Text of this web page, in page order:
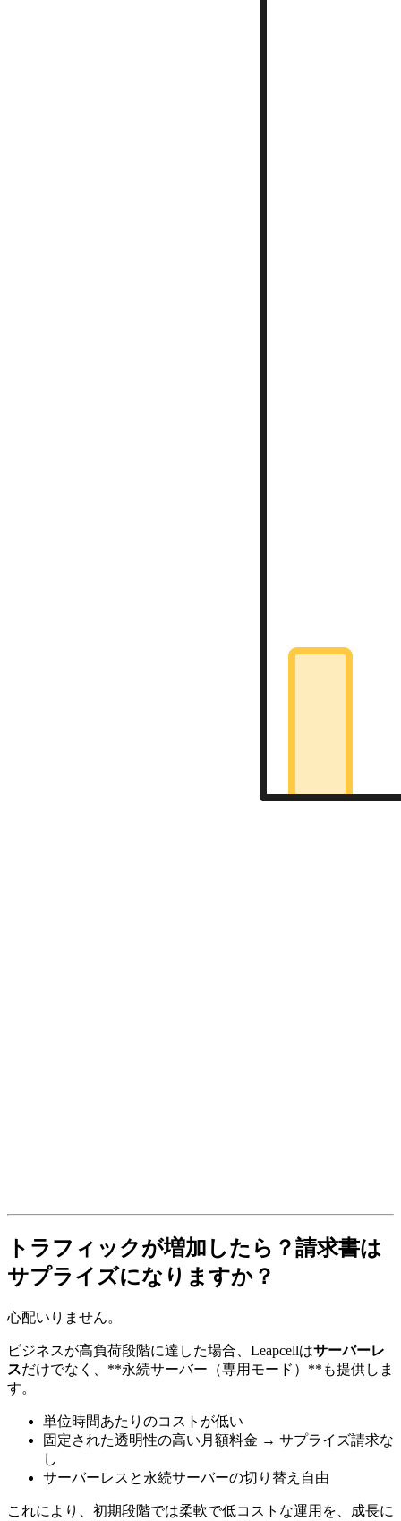
トラフィックが増加したら？請求書は
サプライズになりますか？
心配いりません。
ビジネスが高負荷段階に達した場合、Leapcellはサーバーレ
スだけでなく、**永続サーバー（専用モード）**も提供しま
す。
単位時間あたりのコストが低い
固定された透明性の高い月額料金 → サプライズ請求な
し
サーバーレスと永続サーバーの切り替え自由
これにより、初期段階では柔軟で低コストな運用を、成長に